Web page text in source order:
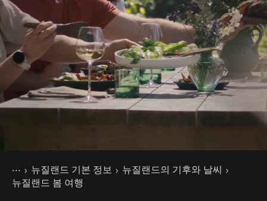
현재 페이지
홈뉴질랜드 기본 정보
뉴질랜드의 기후와 날씨
뉴질랜드 봄 여행